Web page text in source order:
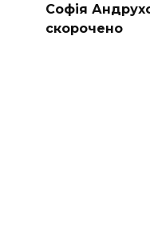
Софія
скорочено